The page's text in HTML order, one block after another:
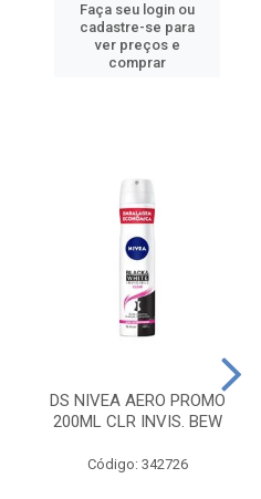
Faça seu login ou
cadastre-se para
ver preços e
comprar
DS NIVEA AERO PROMO
200ML CLR INVIS. BEW
Código: 342726